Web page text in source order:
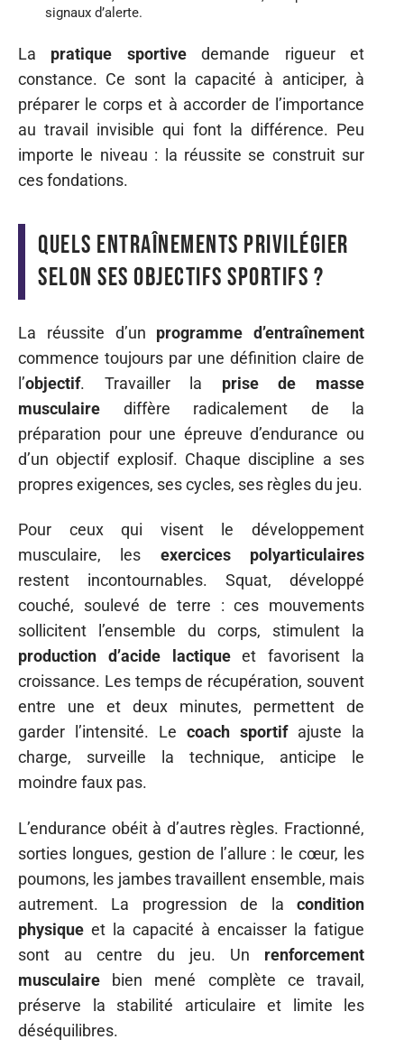
signaux d’alerte.
La pratique sportivedemande rigueur et
constance. Ce sont la capacité à anticiper, à
préparer le corps et à accorder de l’importance
au travail invisible qui font la différence. Peu
importe le niveau : la réussite se construit sur
ces fondations.
Quels entraînements privilégier
selon ses objectifs sportifs ?
La réussite d’un programme d’entraînement
commence toujours par une définition claire de
l’objectif. Travailler la prise de masse
musculaire diffère radicalement de la
préparation pour une épreuve d’endurance ou
d’un objectif explosif. Chaque discipline a ses
propres exigences, ses cycles, ses règles du jeu.
Pour ceux qui visent le développement
musculaire, les exercices polyarticulaires
restent incontournables. Squat, développé
couché, soulevé de terre : ces mouvements
sollicitent l’ensemble du corps, stimulent la
production d’acide lactiqueet favorisent la
croissance. Les temps de récupération, souvent
entre une et deux minutes, permettent de
garder l’intensité. Le coach sportifajuste la
charge, surveille la technique, anticipe le
moindre faux pas.
L’endurance obéit à d’autres règles. Fractionné,
sorties longues, gestion de l’allure : le cœur, les
poumons, les jambes travaillent ensemble, mais
autrement. La progression de la condition
physique et la capacité à encaisser la fatigue
sont au centre du jeu. Un renforcement
musculaire bien mené complète ce travail,
préserve la stabilité articulaire et limite les
déséquilibres.